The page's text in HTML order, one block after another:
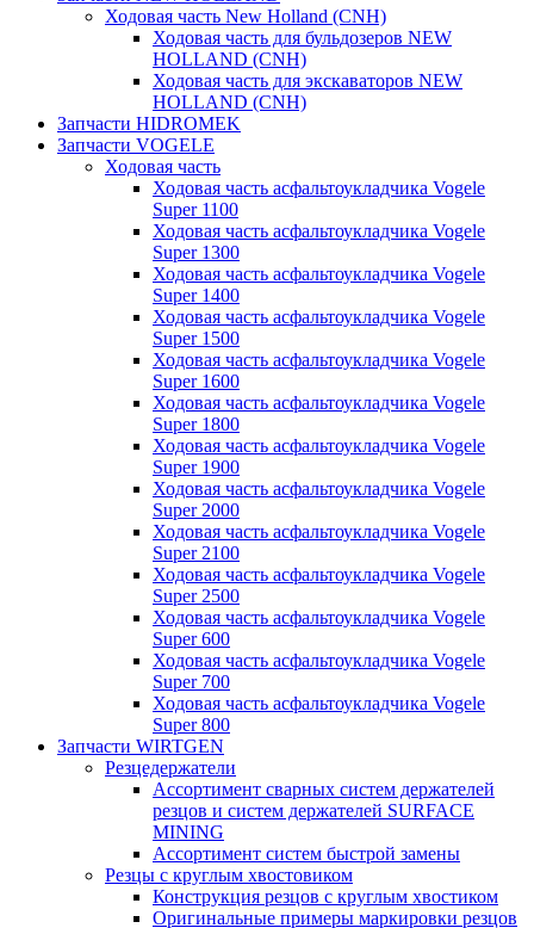
Ходовая часть New Holland (CNH)
Ходовая часть для бульдозеров NEW
HOLLAND (CNH)
Ходовая часть для экскаваторов NEW
HOLLAND (CNH)
Запчасти HIDROMEK
Запчасти VOGELE
Ходовая часть
Ходовая часть асфальтоукладчика Vogele
Super 1100
Ходовая часть асфальтоукладчика Vogele
Super 1300
Ходовая часть асфальтоукладчика Vogele
Super 1400
Ходовая часть асфальтоукладчика Vogele
Super 1500
Ходовая часть асфальтоукладчика Vogele
Super 1600
Ходовая часть асфальтоукладчика Vogele
Super 1800
Ходовая часть асфальтоукладчика Vogele
Super 1900
Ходовая часть асфальтоукладчика Vogele
Super 2000
Ходовая часть асфальтоукладчика Vogele
Super 2100
Ходовая часть асфальтоукладчика Vogele
Super 2500
Ходовая часть асфальтоукладчика Vogele
Super 600
Ходовая часть асфальтоукладчика Vogele
Super 700
Ходовая часть асфальтоукладчика Vogele
Super 800
Запчасти WIRTGEN
Резцедержатели
Ассортимент сварных систем держателей
резцов и систем держателей SURFACE
MINING
Ассортимент систем быстрой замены
Резцы с круглым хвостовиком
Конструкция резцов с круглым хвостиком
Оригинальные примеры маркировки резцов